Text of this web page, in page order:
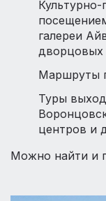
галереи
дворцовых
Маршруты
Туры
центров и
Можно найти и